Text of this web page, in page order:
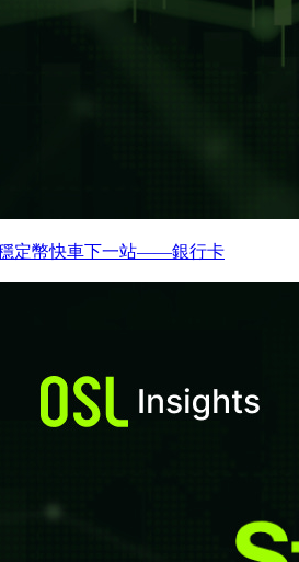
定幣快車下一站——銀行卡